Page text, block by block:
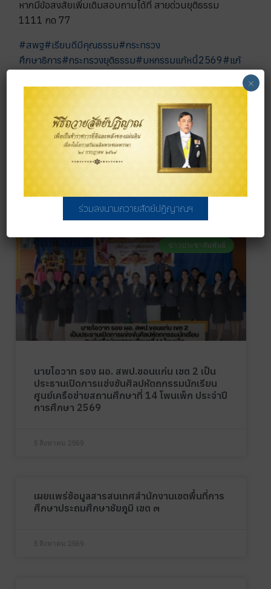
หากมีข้อสงสัยเพิ่มเติมสอบถามได้ที่ สายด่วนยุติธรรม
1111 กด 77
#สพฐ#เรียนดีมีคุณธรรม#กระทรวง
ศึกษาธิการ#กระทรวงยุติธรรม#มหกรรมแก้หนี้2569#แก้
PREVIOUS
ประชาสัมพันธ์กิจกรรมการประกวดเชิงสร้างสรรค์ด้านการบริหารจัดการพื้นที่ชุ่มน้ำ ของโรงเรียน
Related
ข่าวประชาสัมพันธ์
นายโอวาท รอง ผอ. สพป.ขอนแก่น เขต 2 เป็น
ประธานเปิดการแข่งขันศิลปหัตถกรรมนักเรียน
ศูนย์เครือข่ายสถานศึกษาที่ 14 โพนเพ็ก ประจำปี
การศึกษา 2569
5 สิงหาคม 2569
เผยแพร่ข้อมูลสารสนเทศสำนักงานเขตพื้นที่การ
ศึกษาประถมศึกษาชัยภูมิ เขต ๓
5 สิงหาคม 2569
ร่วมลงนามถวายสัตย์ปฏิญาณฯ
×